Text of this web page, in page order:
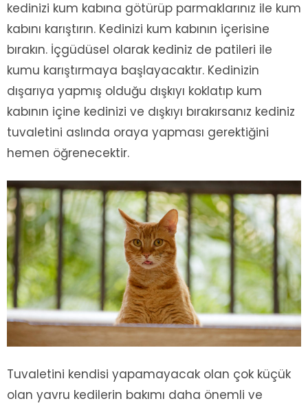
kedinizi kum kabına götürüp parmaklarınız ile kum
kabını karıştırın. Kedinizi kum kabının içerisine
bırakın. İçgüdüsel olarak kediniz de patileri ile
kumu karıştırmaya başlayacaktır. Kedinizin
dışarıya yapmış olduğu dışkıyı koklatıp kum
kabının içine kedinizi ve dışkıyı bırakırsanız kediniz
tuvaletini aslında oraya yapması gerektiğini
hemen öğrenecektir.
Tuvaletini kendisi yapamayacak olan çok küçük
olan yavru kedilerin bakımı daha önemli ve